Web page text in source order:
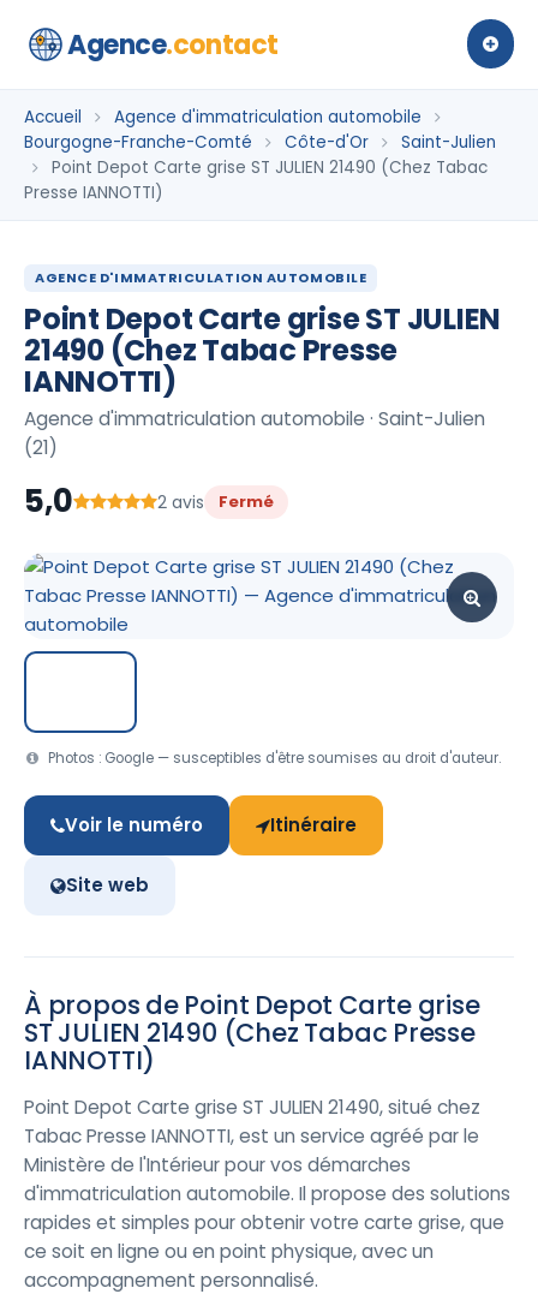
Agence.contact
Accueil
Agence d'immatriculation automobile
Bourgogne-Franche-Comté
Côte-d'Or
Saint-Julien
Point Depot Carte grise ST JULIEN 21490 (Chez Tabac
Presse IANNOTTI)
AGENCE D'IMMATRICULATION AUTOMOBILE
Point Depot Carte grise ST JULIEN
21490 (Chez Tabac Presse
IANNOTTI)
Agence d'immatriculation automobile · Saint-Julien
(21)
5,0 2 avis Fermé
Photos : Google — susceptibles d'être soumises au droit d'auteur.
Voir le numéro Itinéraire
Site web
À propos de Point Depot Carte grise
ST JULIEN 21490 (Chez Tabac Presse
IANNOTTI)
Point Depot Carte grise ST JULIEN 21490, situé chez
Tabac Presse IANNOTTI, est un service agréé par le
Ministère de l'Intérieur pour vos démarches
d'immatriculation automobile. Il propose des solutions
rapides et simples pour obtenir votre carte grise, que
ce soit en ligne ou en point physique, avec un
accompagnement personnalisé.